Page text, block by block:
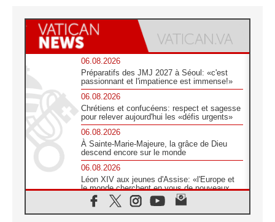
06.08.2026
Préparatifs des JMJ 2027 à Séoul: «c'est
passionnant et l'impatience est immense!»
06.08.2026
Chrétiens et confucéens: respect et sagesse
pour relever aujourd'hui les «défis urgents»
06.08.2026
À Sainte-Marie-Majeure, la grâce de Dieu
descend encore sur le monde
06.08.2026
Léon XIV aux jeunes d'Assise: «l'Europe et
le monde cherchent en vous de nouveaux
saints»
06.08.2026